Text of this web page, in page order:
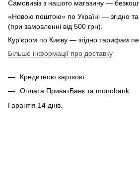
Самовивіз з нашого магазину —
«Новою поштою» по Україні — згідно
(при замовленні від 500 грн).
Кур'єром по Києву — згідно тарифам
Більше інформації про доставку
Кредитною карткою
Оплата ПриватБанк та monobank
Гарантія 14 днів.